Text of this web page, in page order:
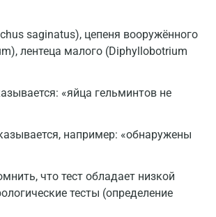
saginatus), цепеня вооружённого
лентеца малого (Diphyllobotrium
«яйца гельминтов не
например: «обнаружены
что тест обладает низкой
тесты (определение
Барнаул
Брянск
Великий Новгород
Владимир
Волжский